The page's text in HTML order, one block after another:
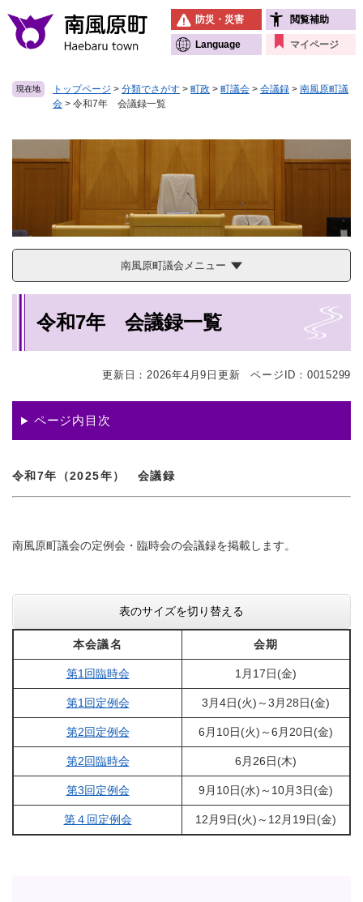
メニューを飛ばして本文へ
防災・災害 閲覧補助
Language マイページ
現在地 トップページ > 分類でさがす > 町政 > 町議会 > 会議録 > 南風原町議
会 > 令和7年 会議録一覧
南風原町議会メニュー
令和7年 会議録一覧
更新日：2026年4月9日更新 ページID：0015299
ページ内目次
令和7年（2025年） 会議録
南風原町議会の定例会・臨時会の会議録を掲載します。
表のサイズを切り替える
本会議名 会期
第1回臨時会 1月17日(金)
第1回定例会 3月4日(火)～3月28日(金)
第2回定例会 6月10日(火)～6月20日(金)
第2回臨時会 6月26日(木)
第3回定例会 9月10日(水)～10月3日(金)
第４回定例会 12月9日(火)～12月19日(金)